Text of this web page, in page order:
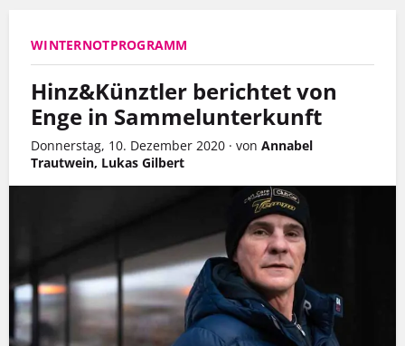
WINTERNOTPROGRAMM
Hinz&Künztler berichtet von
Enge in Sammelunterkunft
Donnerstag, 10. Dezember 2020 · von Annabel
Trautwein, Lukas Gilbert